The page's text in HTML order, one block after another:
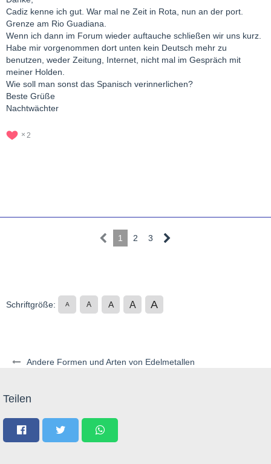
Andere Formen und Arten von Edelmetallen
Cadiz kenne ich gut. War mal ne Zeit in Rota, nun an der port.
Grenze am Rio Guadiana.
Wenn ich dann im Forum wieder auftauche schließen wir uns kurz.
Habe mir vorgenommen dort unten kein Deutsch mehr zu
benutzen, weder Zeitung, Internet, nicht mal im Gespräch mit
meiner Holden.
Wie soll man sonst das Spanisch verinnerlichen?
Beste Grüße
Nachtwächter
2
1 2 3
Schriftgröße: A A A A A
Teilen